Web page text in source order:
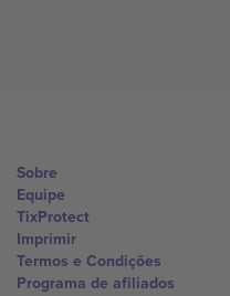
Sobre
Equipe
TixProtect
Imprimir
Termos e Condições
Programa de afiliados